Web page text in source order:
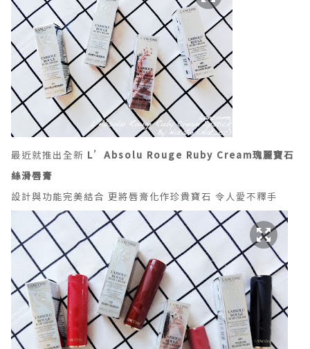
最近就推出全新 L’Absolu Rouge Ruby Cream瑰麗寶石
絲滑唇膏
設計與功能完美結合 更將唇膏化作珍貴寶石 令人愛不釋手